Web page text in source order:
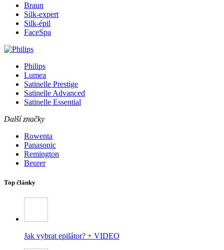
Braun
Silk-expert
Silk-épil
FaceSpa
Philips
Lumea
Satinelle Prestige
Satinelle Advanced
Satinelle Essential
Další značky
Rowenta
Panasonic
Remington
Beurer
Top články
Jak vybrat epilátor? + VIDEO